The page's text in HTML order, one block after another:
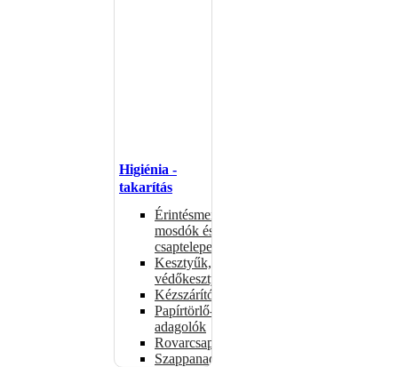
Higiénia -
takarítás
Érintésmentes
mosdók és
csaptelepek
Kesztyűk,
védőkesztyűk
Kézszárítók
Papírtörlő-
adagolók
Rovarcsapdák
Szappanadagolók